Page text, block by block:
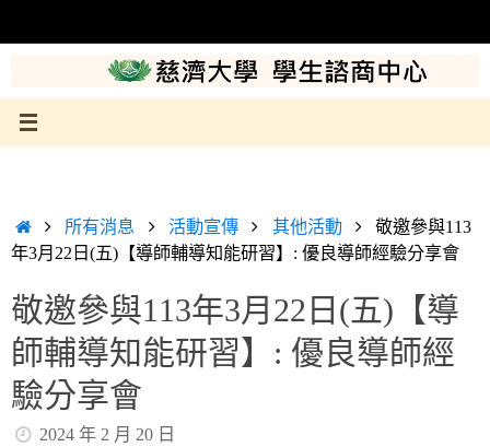
to
Home所有消息 活動宣傳 其他活動
敬邀參與113
年3月22日(五)【導師輔導知能研習】: 優良導師經驗分享會
敬邀參與113年3月22日(五)【導
師輔導知能研習】: 優良導師經
驗分享會
2024 年 2 月 20 日